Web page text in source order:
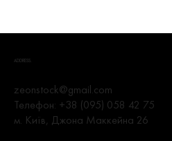
ADDRESS.
zeonstock@gmail.com
Телефон: +38 (095) 058 42 75
м. Київ, Джона Маккейна 26